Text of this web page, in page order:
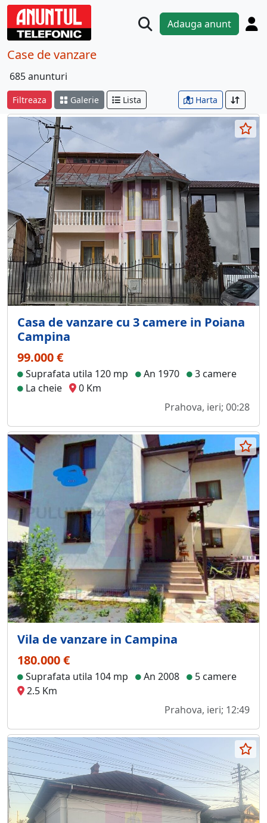
Adauga anunt
Case de vanzare
685 anunturi
Filtreaza Galerie Lista Harta
Casa de vanzare cu 3 camere in Poiana
Campina
99.000 €
Suprafata utila 120 mp An 1970
3 camere
La cheie
0 Km
Prahova, ieri; 00:28
Vila de vanzare in Campina
180.000 €
Suprafata utila 104 mp An 2008
5 camere
2.5 Km
Prahova, ieri; 12:49